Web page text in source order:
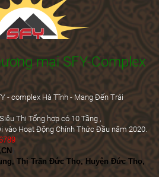
mại SFY-Complex
- complex Hà Tĩnh - Mang Đến Trái
Thị Tổng hợp có 10 Tầng ,
vào Hoạt Động Chính Thức Đầu năm 2020.
Thị Trấn Đức Thọ, Huyện Đức Thọ,